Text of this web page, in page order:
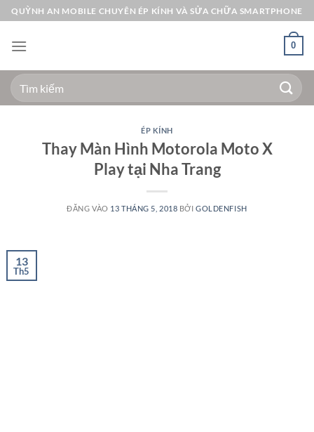
Bỏ
qua
nội
QUỲNH AN MOBILE CHUYÊN ÉP KÍNH VÀ SỬA CHỮA SMARTPHONE
0
Tìm
kiếm:
ÉP KÍNH
Thay Màn Hình Motorola Moto X
Play tại Nha Trang
ĐĂNG VÀO 13 THÁNG 5, 2018 BỞIGOLDENFISH
13
Th5